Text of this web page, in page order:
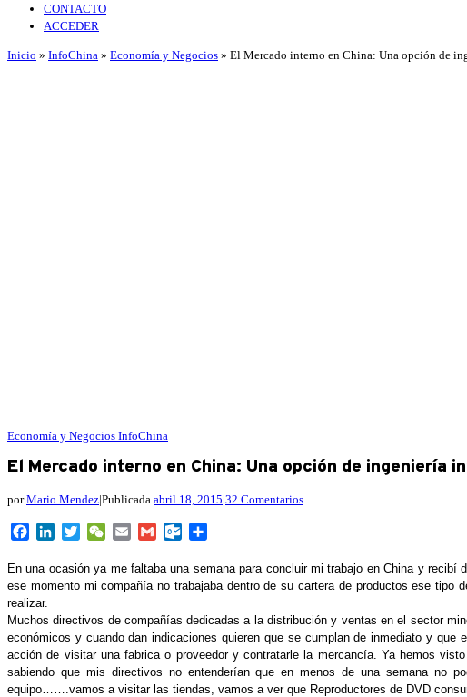
CONTACTO
ACCEDER
Inicio » InfoChina » Economía y Negocios » El Mercado interno en China: Una opción de
Economía y Negocios InfoChina
El Mercado interno en China: Una opción de ingeniería
porMario Mendez|Publicada abril 18, 2015|32 Comentarios
FacebookLinkedInTwitterWeChat
Email Gmail Outlook.com
En una ocasión ya me faltaba una semana para concluir mi trabajo en China y
ese momento mi compañía no trabajaba dentro de su cartera de productos ese
realizar.
Muchos directivos de compañías dedicadas a la distribución y ventas en el sector
económicos y cuando dan indicaciones quieren que se cumplan de inmediato y
acción de visitar una fabrica o proveedor y contratarle la mercancía. Ya hemos
sabiendo que mis directivos no entenderían que en menos de una semana no
equipo…….vamos a visitar las tiendas, vamos a ver que Reproductores de DVD